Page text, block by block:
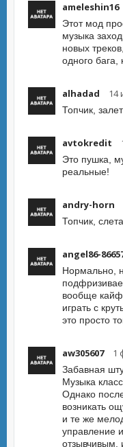
ameleshin16
Этот мод
музыка
новых
одного бага,
alhadad 14
Топчик,
avtokredit
Это пушка,
реальные!
andry-horn
Топчик,
angel86-
Нормально,
вообще
играть с
это просто
aw305607 1
Забавная
Музыка
Однако
возникать
и те же
управление
отзывчивым,